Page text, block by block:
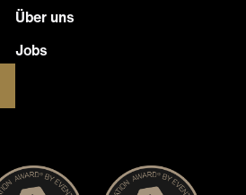
Über uns
Jobs